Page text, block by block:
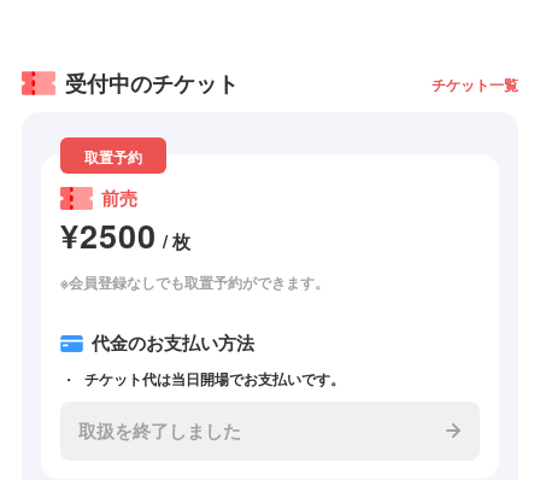
受付中のチケット チケット一覧
取置予約
前売
¥2500 / 枚
※会員登録なしでも取置予約ができます。
代金のお支払い方法
チケット代は当日開場でお支払いです。
取扱を終了しました